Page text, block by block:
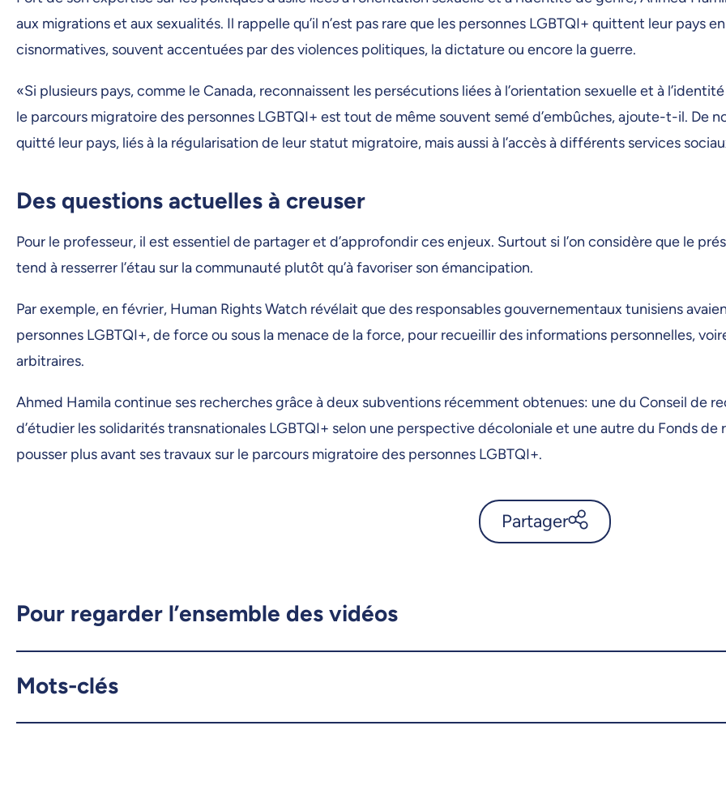
aux migrations et aux sexualités. Il rappelle qu’il n’est pas rare que les personnes LGBTQI+ quittent leur pays
cisnormatives, souvent accentuées par des violences politiques, la dictature ou encore la guerre.
«Si plusieurs pays, comme le Canada, reconnaissent les persécutions liées à l’orientation sexuelle et à
le parcours migratoire des personnes LGBTQI+ est tout de même souvent semé d’embûches, ajoute-t-il. De
quitté leur pays, liés à la régularisation de leur statut migratoire, mais aussi à l’accès à différents services
Des questions actuelles à creuser
Pour le professeur, il est essentiel de partager et d’approfondir ces enjeux. Surtout si l’on considère que le
tend à resserrer l’étau sur la communauté plutôt qu’à favoriser son émancipation.
Par exemple, en février, Human Rights Watch révélait que des responsables gouvernementaux tunisiens
personnes LGBTQI+, de force ou sous la menace de la force, pour recueillir des informations personnelles,
arbitraires.
Ahmed Hamila continue ses recherches grâce à deux subventions récemment obtenues: une du Conseil de
d’étudier les solidarités transnationales LGBTQI+ selon une perspective décoloniale et une autre du Fonds
pousser plus avant ses travaux sur le parcours migratoire des personnes LGBTQI+.
Partager
Pour regarder l’ensemble des vidéos
Mots-clés